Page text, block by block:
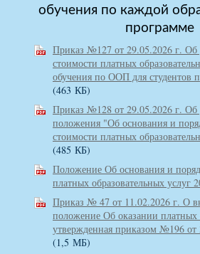
обучения по каждой
программе
Приказ №127 от 29.05.2026 г. Об
стоимости платных
обучения по ООП для студентов
(463 КБ)
Приказ №128 от 29.05.2026 г. Об
положения "Об основания и
стоимости платных
(485 КБ)
Положение Об основания и
платных образовательных услуг
Приказ № 47 от 11.02.2026 г. О
положение Об оказании платных
утвержденная приказом №196 от
(1,5 МБ)